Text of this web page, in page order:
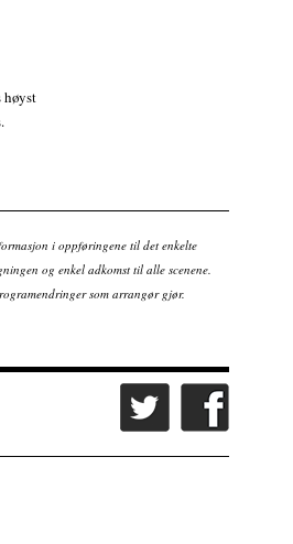
høyst
i oppføringene til det enkelte
og enkel adkomst til alle scenene.
som arrangør gjør.